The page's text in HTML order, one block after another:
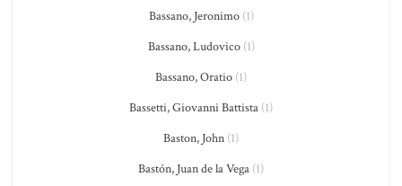
Bassano, Jeronimo(1)
Bassano, Ludovico(1)
Bassano, Oratio (1)
Bassetti, Giovanni Battista (1)
Baston, John (1)
Bastón, Juan de la Vega (1)